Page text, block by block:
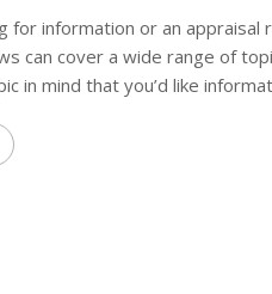
for information or an
can cover a wide range of
in mind that you’d like